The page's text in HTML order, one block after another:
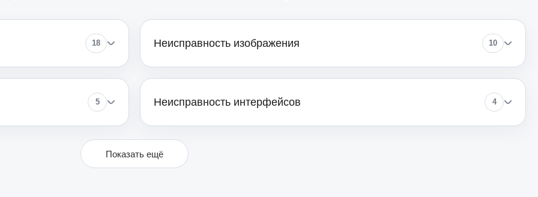
от 70
18 Неисправность изображения 10
5 Неисправность интерфейсов 4
Показать ещё